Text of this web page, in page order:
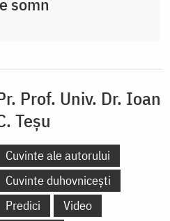
Prof. Univ. Dr. Ioan
Teșu
Cuvinte ale autorului
Cuvinte duhovnicești
Predici
Video